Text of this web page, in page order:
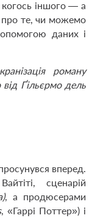
когось іншого — а
те, чи можемо
даних і
роману
Ґільєрмо дель
вперед.
сценарій
, а продюсерами
, «Гаррі Поттер») і